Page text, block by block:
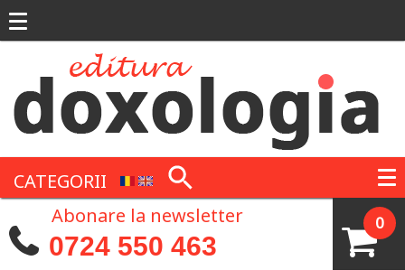
CATEGORII
0
Abonare la newsletter
0724 550 463